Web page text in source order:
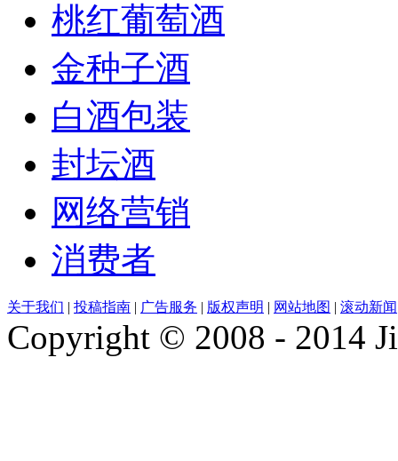
桃红葡萄酒
金种子酒
白酒包装
封坛酒
网络营销
消费者
关于我们 | 投稿指南 | 广告服务 | 版权声明 | 网站地图 | 滚动新闻
Copyright © 2008 - 2014